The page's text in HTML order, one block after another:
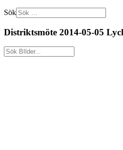
Sök
Distriktsmöte 2014-05-05